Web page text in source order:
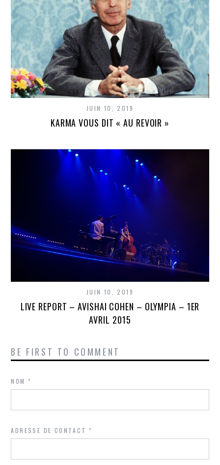
JUIN 10, 2019
KARMA VOUS DIT « AU REVOIR »
JUIN 10, 2019
LIVE REPORT – AVISHAI COHEN – OLYMPIA – 1ER
AVRIL 2015
BE FIRST TO COMMENT
NOM*
ADRESSE DE CONTACT*